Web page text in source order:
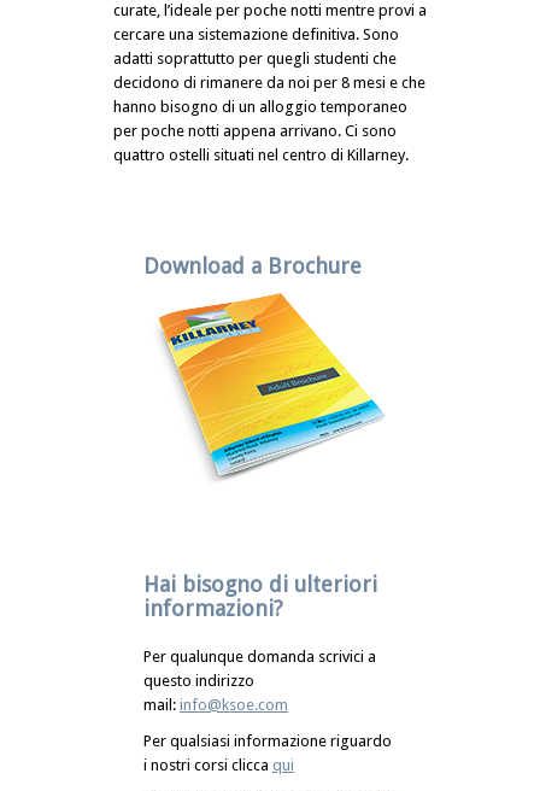
curate, l’ideale per poche notti mentre provi a
cercare una sistemazione definitiva. Sono
adatti soprattutto per quegli studenti che
decidono di rimanere da noi per 8 mesi e che
hanno bisogno di un alloggio temporaneo
per poche notti appena arrivano. Ci sono
quattro ostelli situati nel centro di Killarney.
Download a Brochure
Hai bisogno di ulteriori
informazioni?
Per qualunque domanda scrivici a
questo indirizzo
mail: info@ksoe.com
Per qualsiasi informazione riguardo
i nostri corsi clicca qui